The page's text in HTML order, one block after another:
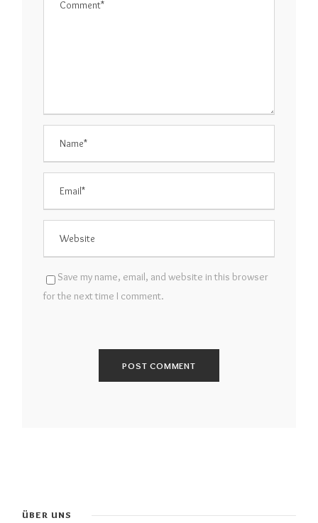
Save my name, email, and website in this browser
for the next time I comment.
ÜBER UNS